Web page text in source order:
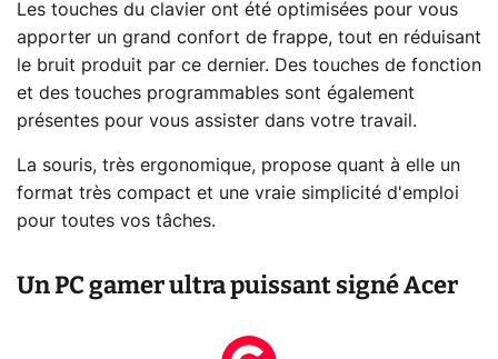
Les touches du clavier ont été optimisées pour vous
apporter un grand confort de frappe, tout en réduisant
le bruit produit par ce dernier. Des touches de fonction
et des touches programmables sont également
présentes pour vous assister dans votre travail.
La souris, très ergonomique, propose quant à elle un
format très compact et une vraie simplicité d'emploi
pour toutes vos tâches.
Un PC gamer ultra puissant signé Acer